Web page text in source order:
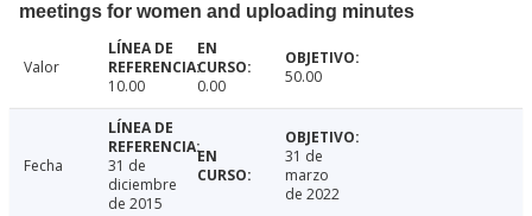
meetings for women and uploading minutes
Valor
10.00
0.00 50.00
Fecha
31 de
diciembre
de 2015
31 de
marzo
de 2022